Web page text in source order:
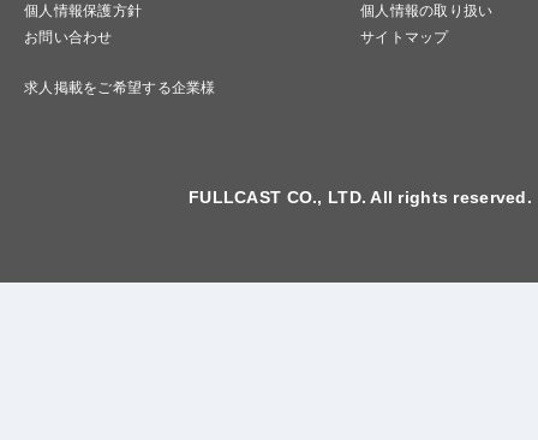
個人情報保護方針
個人情報の取り扱い
お問い合わせ
サイトマップ
求人掲載をご希望する企業様
FULLCAST CO., LTD. All rights reserved.